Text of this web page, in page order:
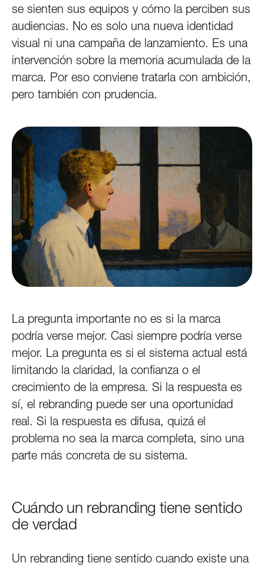
se sienten sus equipos y cómo la perciben sus
audiencias. No es solo una nueva identidad
visual ni una campaña de lanzamiento. Es una
intervención sobre la memoria acumulada de la
marca. Por eso conviene tratarla con ambición,
pero también con prudencia.
La pregunta importante no es si la marca
podría verse mejor. Casi siempre podría verse
mejor. La pregunta es si el sistema actual está
limitando la claridad, la confianza o el
crecimiento de la empresa. Si la respuesta es
sí, el rebranding puede ser una oportunidad
real. Si la respuesta es difusa, quizá el
problema no sea la marca completa, sino una
parte más concreta de su sistema.
Cuándo un rebranding tiene sentido
de verdad
Un rebranding tiene sentido cuando existe una